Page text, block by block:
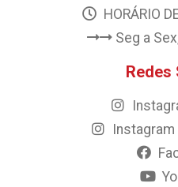
HORÁRIO
Seg a
Redes